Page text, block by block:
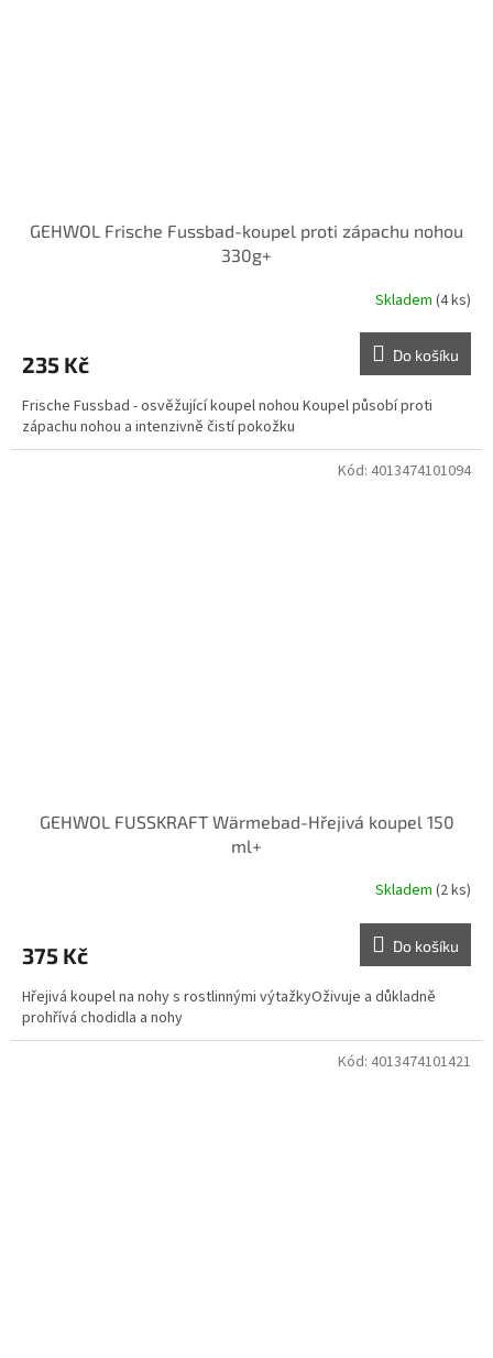
GEHWOL Frische Fussbad-koupel proti zápachu nohou
330g+
Skladem (4 ks)
235 Kč Do košíku
Frische Fussbad - osvěžující koupel nohou Koupel působí proti
zápachu nohou a intenzivně čistí pokožku
GEHWOL FUSSKRAFT Wärmebad-Hřejivá koupel 150
ml+
Skladem (2 ks)
375 Kč Do košíku
Hřejivá koupel na nohy s rostlinnými výtažkyOživuje a důkladně
prohřívá chodidla a nohy
Kód: 4013474101094
Kód: 4013474101421